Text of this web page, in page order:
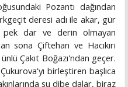
Pozantı dağından
deresi adı ile akar, gür
pek dar ve derin olmayan
sona Çiftehan ve Hacıkırı
Çakıt Boğazı'ndan geçer.
birleştiren başlıca
su dibe dalar, biraz